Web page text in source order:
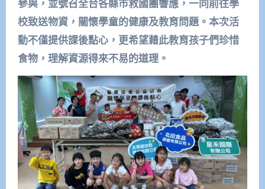
參與，並號召全台各縣市救國團響應，一同前往學
校致送物資，關懷學童的健康及教育問題。本次活
動不僅提供課後點心，更希望藉此教育孩子們珍惜
食物，理解資源得來不易的道理。